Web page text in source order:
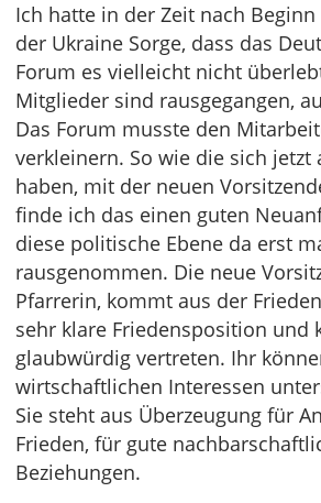
Ich hatte in der Zeit nach Beginn
der Ukraine Sorge, dass das
Forum es vielleicht nicht
Mitglieder sind rausgegangen,
Das Forum musste den
verkleinern. So wie die sich jetzt
haben, mit der neuen
finde ich das einen guten
diese politische Ebene da erst
rausgenommen. Die neue
Pfarrerin, kommt aus der
sehr klare Friedensposition und
glaubwürdig vertreten. Ihr
wirtschaftlichen Interessen
Sie steht aus Überzeugung für
Frieden, für gute
Beziehungen.